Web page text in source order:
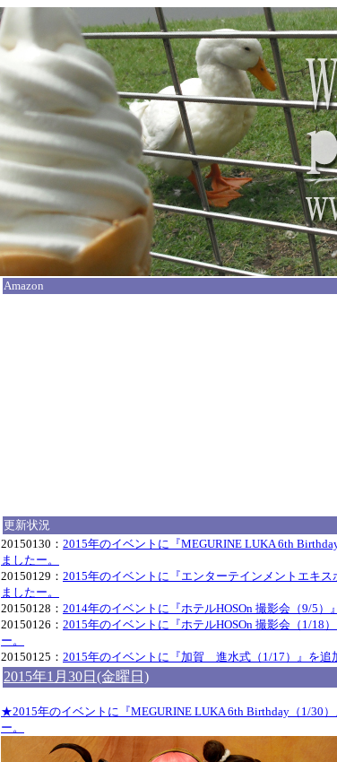
Amazon
更新状況
20150130： 2015年のイベントに『MEGURINE LUKA 6th
ましたー。
20150129： 2015年のイベントに『エンターテインメントエキス
ましたー。
20150128： 2014年のイベントに『ホテルHOSOn 撮影会（9/5）
20150126： 2015年のイベントに『ホテルHOSOn 撮影会（1/18
ー。
20150125： 2015年のイベントに『加賀 進水式（1/17）』を追
2015年1月30日(金曜日)
★2015年のイベントに『MEGURINE LUKA 6th Birthday（1/30
ー。